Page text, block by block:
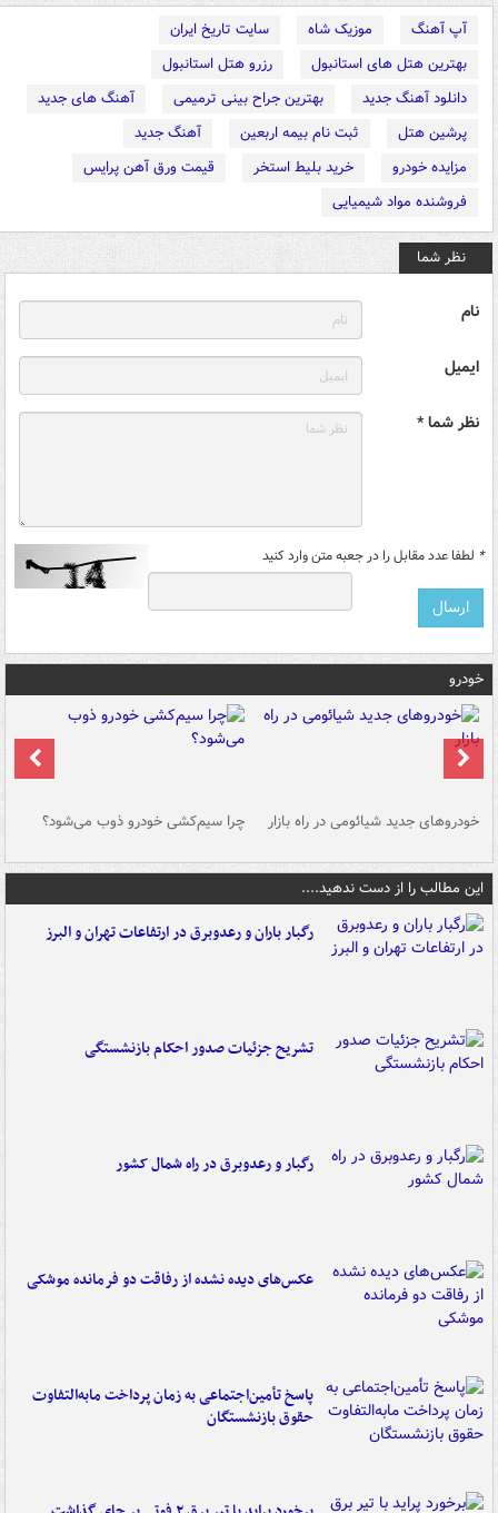
آپ آهنگ موزیک شاه
سایت تاریخ ایران
بهترین هتل های استانبول
رزرو هتل استانبول
دانلود آهنگ جدید
بهترین جراح بینی ترمیمی
آهنگ های جدید
پرشین هتل
ثبت نام بیمه اربعین
آهنگ جدید
مزایده خودرو
خرید بلیط استخر
قیمت ورق آهن پرایس
فروشنده مواد شیمیایی
نظر شما
نام
ایمیل
نظر شما *
* لطفا عدد مقابل را در جعبه متن وارد کنید
خودرو
خودروهای جدید شیائومی در راه بازار چرا سیم‌کشی خودرو ذوب می‌شود؟
این مطالب را از دست ندهید....
رگبار باران و رعدوبرق در ارتفاعات تهران و البرز
تشریح جزئیات صدور احکام بازنشستگی
رگبار و رعدوبرق در راه شمال کشور
عکس‌های دیده نشده از رفاقت دو فرمانده‌ موشکی
پاسخ تأمین‌اجتماعی به زمان پرداخت مابه‌التفاوت
حقوق بازنشستگان